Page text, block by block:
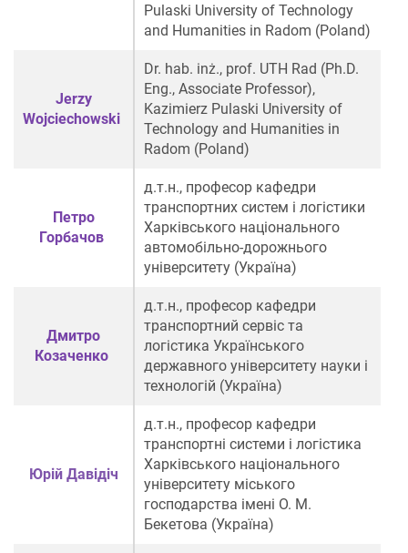
Pulaski University of Technology
and Humanities in Radom (Poland)
Jerzy
Wojciechowski
Dr. hab. inż., prof. UTH Rad (Ph.D.
Eng., Associate Professor),
Kazimierz Pulaski University of
Technology and Humanities in
Radom (Poland)
Петро
Горбачов
д.т.н., професор кафедри
транспортних систем і логістики
Харківського національного
автомобільно-дорожнього
університету (Україна)
Дмитро
Козаченко
д.т.н., професор кафедри
транспортний сервіс та
логістика Українського
державного університету науки і
технологій (Україна)
Юрій Давідіч
д.т.н., професор кафедри
транспортні системи і логістика
Харківського національного
університету міського
господарства імені О. М.
Бекетова (Україна)